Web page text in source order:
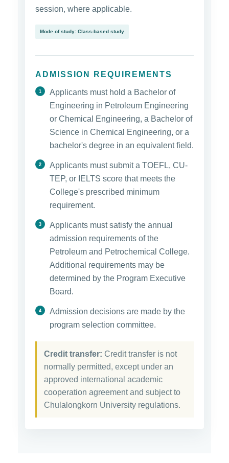
session, where applicable.
Mode of study: Class-based study
ADMISSION REQUIREMENTS
Applicants must hold a Bachelor of
Engineering in Petroleum Engineering
or Chemical Engineering, a Bachelor of
Science in Chemical Engineering, or a
bachelor's degree in an equivalent field.
Applicants must submit a TOEFL, CU-
TEP, or IELTS score that meets the
College's prescribed minimum
requirement.
Applicants must satisfy the annual
admission requirements of the
Petroleum and Petrochemical College.
Additional requirements may be
determined by the Program Executive
Board.
Admission decisions are made by the
program selection committee.
Credit transfer: Credit transfer is not
normally permitted, except under an
approved international academic
cooperation agreement and subject to
Chulalongkorn University regulations.